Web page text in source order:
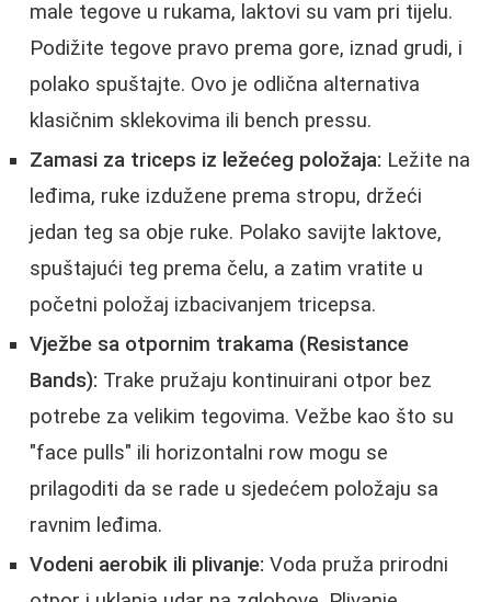
male tegove u rukama, laktovi su vam pri tijelu.
Podižite tegove pravo prema gore, iznad grudi, i
polako spuštajte. Ovo je odlična alternativa
klasičnim sklekovima ili bench pressu.
Zamasi za triceps iz ležećeg položaja: Ležite na
leđima, ruke izdužene prema stropu, držeći
jedan teg sa obje ruke. Polako savijte laktove,
spuštajući teg prema čelu, a zatim vratite u
početni položaj izbacivanjem tricepsa.
Vježbe sa otpornim trakama (Resistance
Bands): Trake pružaju kontinuirani otpor bez
potrebe za velikim tegovima. Vežbe kao što su
"face pulls" ili horizontalni row mogu se
prilagoditi da se rade u sjedećem položaju sa
ravnim leđima.
Vodeni aerobik ili plivanje: Voda pruža prirodni